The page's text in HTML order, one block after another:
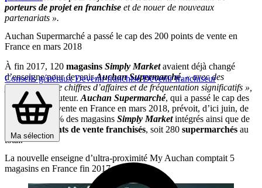
Conseils générauxDevenir franchiséDevenir franchiseur
Ma sélection
porteurs de projet en franchise et de nouer de nouveaux
partenariats ».
Auchan Supermarché a passé le cap des 200 points de vente en
France en mars 2018
À fin 2017, 120 magasins Simply Marketavaient déjà changé
d’enseigne pour devenirAuchan Supermarché,« avec des
progressions de chiffres d’affaires et de fréquentation significatifs »,
selon le distributeur. Auchan Supermarché, qui a passé le cap des
200 points de vente en France en mars 2018, prévoit, d’ici juin, de
convertir 100 % des magasins Simply Marketintégrés ainsi que de
points de vente franchisés, soit 280 supermarchés au
total.
La nouvelle enseigne d’ultra-proximité My Auchan comptait 5
magasins en France fin 2017